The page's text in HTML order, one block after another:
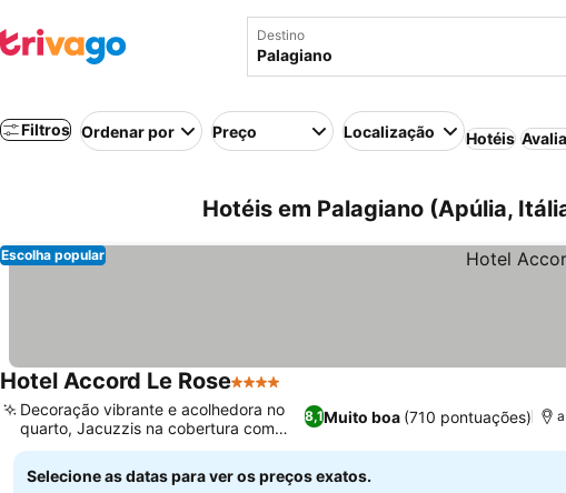
Destino
Filtros Ordenar por Preço Localização Hotéis
Hotéis em Palagiano (Apúlia,
Escolha popular
Hotel Accord Le Rose4 Estrelas
8,1Muito boa (710 pontuações)
Decoração vibrante e acolhedora no
quarto, Jacuzzis na cobertura com
solário
Selecione as datas para ver os preços exatos.